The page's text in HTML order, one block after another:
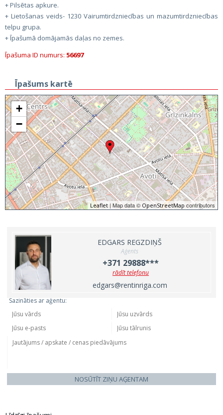
+ Pilsētas apkure.
+ Lietošanas veids- 1230 Vairumtirdzniecības un mazumtirdzniecības
telpu grupa.
+ Īpašumā domājamās daļas no zemes.
Īpašuma ID numurs: 56697
Īpašums kartē
+
−
Leaflet | Map data © OpenStreetMap contributors
EDGARS REGZDIŅŠ
Aģents
+371 29888***
rādīt telefonu
edgars@rentinriga.com
Sazināties ar aģentu:
NOSŪTĪT ZIŅU AĢENTAM